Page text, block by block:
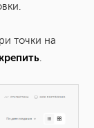
на тарифе
и Vigbo»
точки на
.